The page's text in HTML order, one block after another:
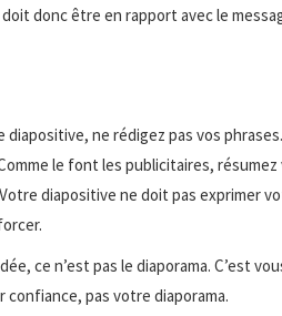
donc être en rapport avec le
ne rédigez pas vos
le font les publicitaires,
diapositive ne doit pas exprimer
ce n’est pas le diaporama. C’est
confiance, pas votre diaporama.